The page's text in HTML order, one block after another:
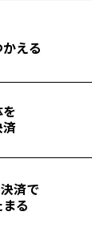
える
済
済で
る